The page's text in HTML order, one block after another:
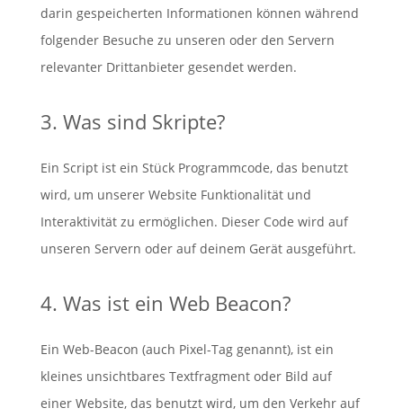
darin gespeicherten Informationen können während
folgender Besuche zu unseren oder den Servern
relevanter Drittanbieter gesendet werden.
3. Was sind Skripte?
Ein Script ist ein Stück Programmcode, das benutzt
wird, um unserer Website Funktionalität und
Interaktivität zu ermöglichen. Dieser Code wird auf
unseren Servern oder auf deinem Gerät ausgeführt.
4. Was ist ein Web Beacon?
Ein Web-Beacon (auch Pixel-Tag genannt), ist ein
kleines unsichtbares Textfragment oder Bild auf
einer Website, das benutzt wird, um den Verkehr auf